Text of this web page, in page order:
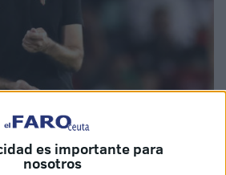
es importante para
nosotros